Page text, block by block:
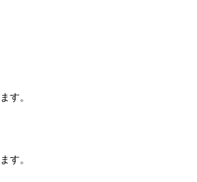
す。
す。